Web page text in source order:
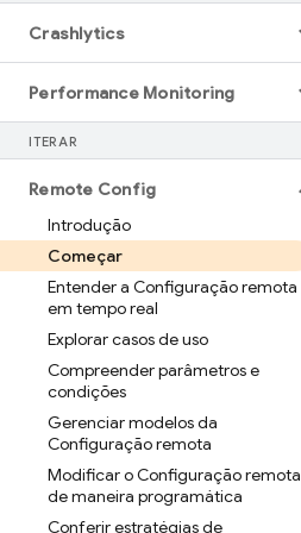
Crashlytics
Performance Monitoring
ITERAR
Remote Config
Introdução
Começar
Entender a Configuração remota
em tempo real
Explorar casos de uso
Compreender parâmetros e
condições
Gerenciar modelos da
Configuração remota
Modificar o Configuração remota
de maneira programática
Conferir estratégias de